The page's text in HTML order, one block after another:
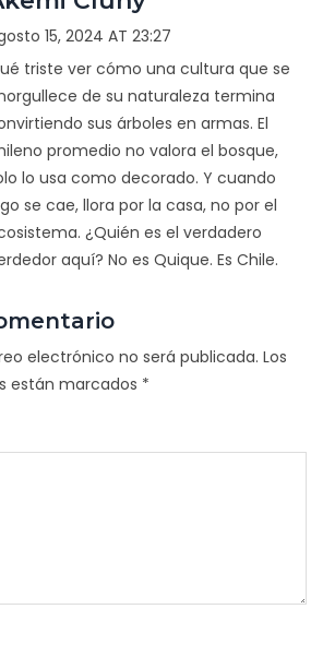
15, 2024 AT 23:27
triste ver cómo una cultura que se
de su naturaleza termina
sus árboles en armas. El
promedio no valora el bosque,
lo usa como decorado. Y cuando
se cae, llora por la casa, no por el
¿Quién es el verdadero
aquí? No es Quique. Es Chile.
electrónico no será publicada. Los
están marcados *